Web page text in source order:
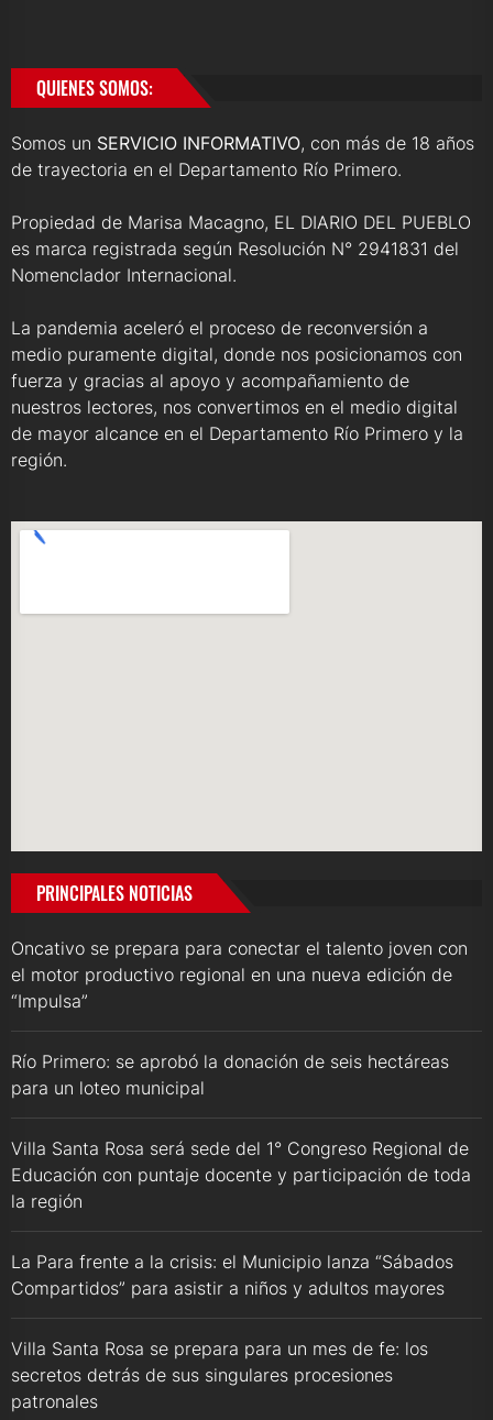
QUIENES SOMOS:
Somos un SERVICIO INFORMATIVO, con más de 18 años
de trayectoria en el Departamento Río Primero.
Propiedad de Marisa Macagno, EL DIARIO DEL PUEBLO
es marca registrada según Resolución N° 2941831 del
Nomenclador Internacional.
La pandemia aceleró el proceso de reconversión a
medio puramente digital, donde nos posicionamos con
fuerza y gracias al apoyo y acompañamiento de
nuestros lectores, nos convertimos en el medio digital
de mayor alcance en el Departamento Río Primero y la
región.
PRINCIPALES NOTICIAS
Oncativo se prepara para conectar el talento joven con
el motor productivo regional en una nueva edición de
“Impulsa”
Río Primero: se aprobó la donación de seis hectáreas
para un loteo municipal
Villa Santa Rosa será sede del 1° Congreso Regional de
Educación con puntaje docente y participación de toda
la región
La Para frente a la crisis: el Municipio lanza “Sábados
Compartidos” para asistir a niños y adultos mayores
Villa Santa Rosa se prepara para un mes de fe: los
secretos detrás de sus singulares procesiones
patronales